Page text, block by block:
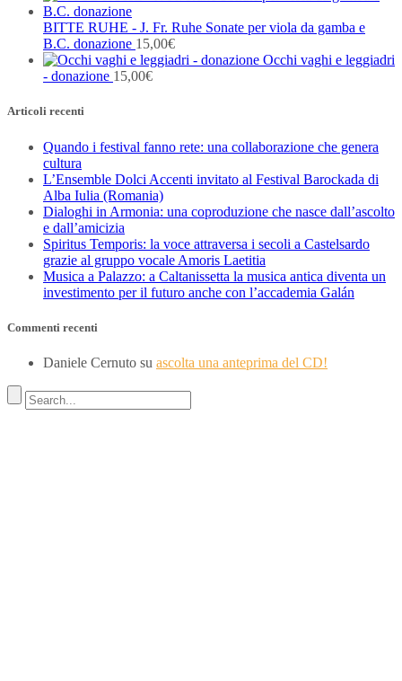
BITTE RUHE - J. Fr. Ruhe Sonate per viola da gamba e
B.C. donazione 15,00€
Occhi vaghi e leggiadri
- donazione 15,00€
Articoli recenti
Quando i festival fanno rete: una collaborazione che genera
cultura
L’Ensemble Dolci Accenti invitato al Festival Barockada di
Alba Iulia (Romania)
Dialoghi in Armonia: una coproduzione che nasce dall’ascolto
e dall’amicizia
Spiritus Temporis: la voce attraversa i secoli a Castelsardo
grazie al gruppo vocale Amoris Laetitia
Musica a Palazzo: a Caltanissetta la musica antica diventa un
investimento per il futuro anche con l’accademia Galán
Commenti recenti
Daniele Cernuto su ascolta una anteprima del CD!